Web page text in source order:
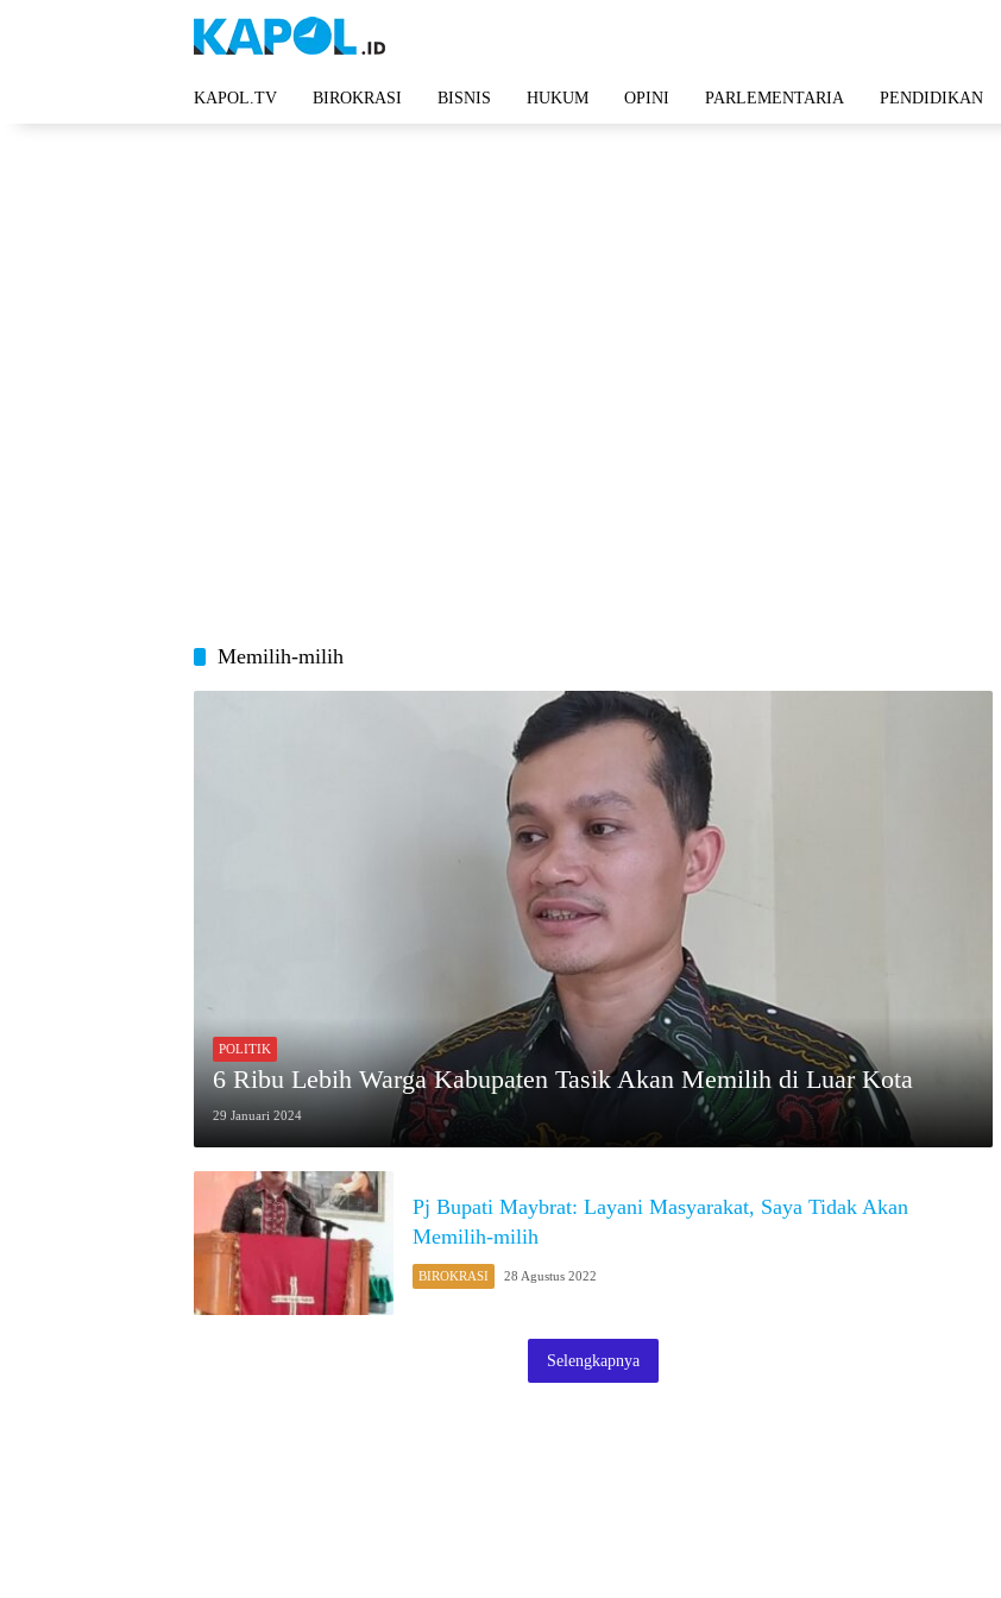
KAPOL.TV BIROKRASI BISNIS HUKUM OPINI PARLEMENTARIA PENDIDIKAN
Memilih-milih
POLITIK
6 Ribu Lebih Warga Kabupaten Tasik Akan Memilih di Luar Kota
29 Januari 2024
Pj Bupati Maybrat: Layani Masyarakat, Saya Tidak Akan
Memilih-milih
BIROKRASI 28 Agustus 2022
Selengkapnya